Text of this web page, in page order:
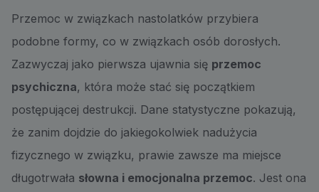
Przemoc w związkach nastolatków przybiera
podobne formy, co w związkach osób dorosłych.
Zazwyczaj jako pierwsza ujawnia się przemoc
psychiczna, która może stać się początkiem
postępującej destrukcji. Dane statystyczne pokazują,
że zanim dojdzie do jakiegokolwiek nadużycia
fizycznego w związku, prawie zawsze ma miejsce
długotrwała słowna i emocjonalna przemoc. Jest ona